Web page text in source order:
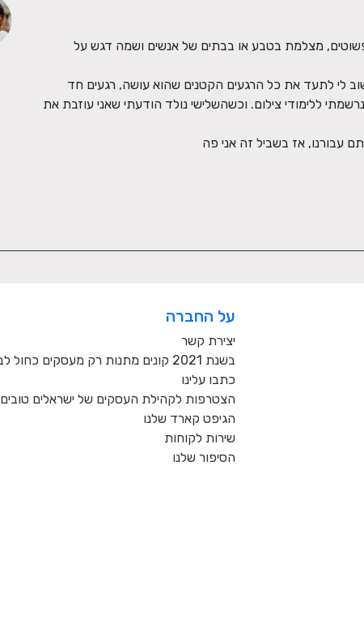
על החברה
יצירת קשר
בשנת 2021 קונים מתנות רק מעסקים כחול לבן!
כתבו עלינו
הצטרפות לקהילת העסקים של ישראלים טובים
הגיפט קארד שלנו
שירות לקוחות
הסיפור שלנו